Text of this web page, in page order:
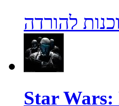
להורדה